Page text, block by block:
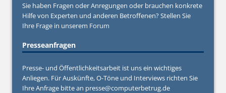
Sie haben Fragen oder Anregungen oder brauchen konkrete
Hilfe von Experten und anderen Betroffenen? Stellen Sie
Ihre Frage in unserem Forum
Presseanfragen
Presse- und Öffentlichkeitsarbeit ist uns ein wichtiges
Anliegen. Für Auskünfte, O-Töne und Interviews richten Sie
Ihre Anfrage bitte an presse@computerbetrug.de